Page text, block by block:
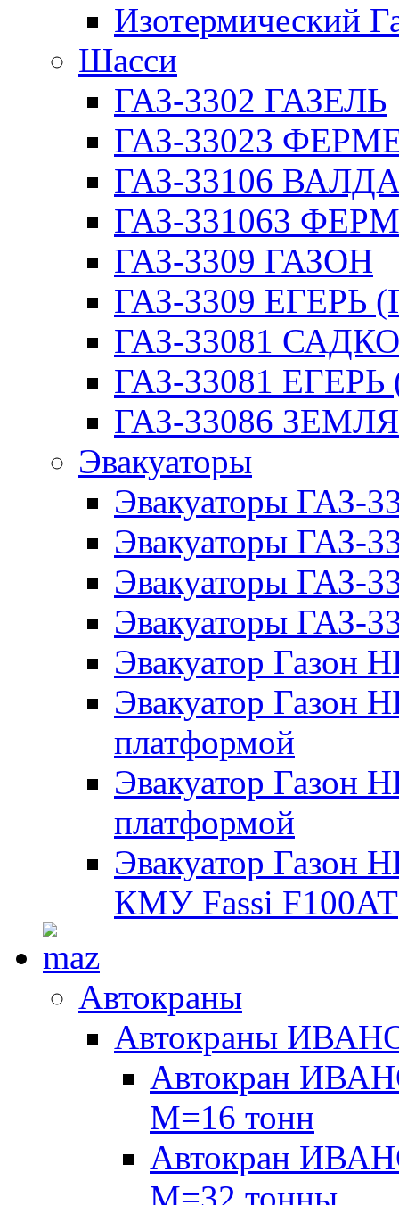
Изотермический
Шасси
ГАЗ-3302 ГАЗЕЛЬ
ГАЗ-33023
ГАЗ-33106
ГАЗ-331063
ГАЗ-3309 ГАЗОН
ГАЗ-3309 ЕГЕРЬ
ГАЗ-33081 САДКО
ГАЗ-33081 ЕГЕРЬ
ГАЗ-33086
Эвакуаторы
Эвакуаторы ГАЗ-
Эвакуаторы
Эвакуаторы ГАЗ-
Эвакуаторы ГАЗ-
Эвакуатор Газон
Эвакуатор Газон
платформой
Эвакуатор Газон
платформой
Эвакуатор Газон
КМУ Fassi F100AT
Автокраны
Автокраны
Автокран
М=16 тонн
Автокран